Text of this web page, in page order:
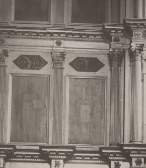
Наследники
Главная Галерея Храмы-мученики
Свято-